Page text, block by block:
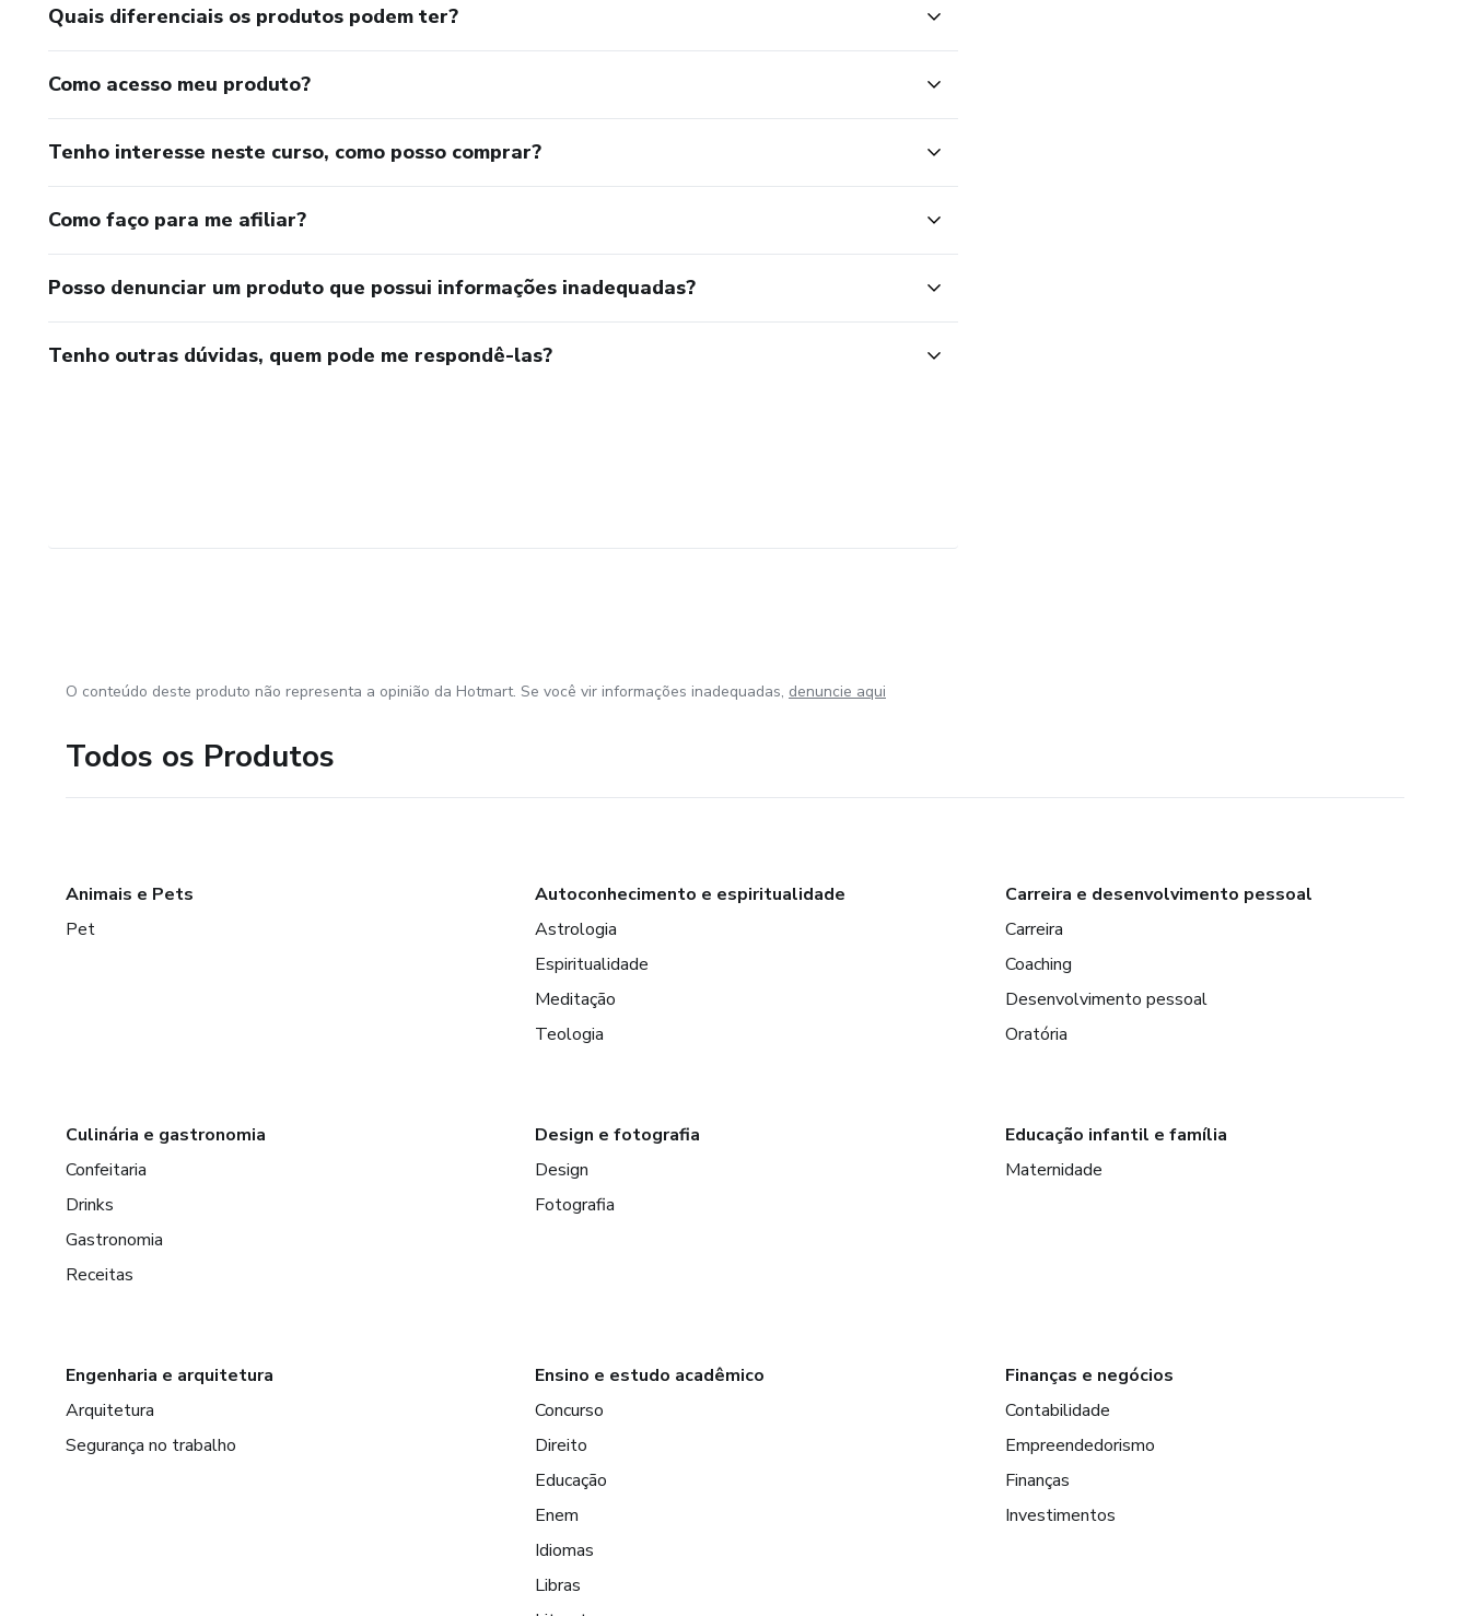
Quais diferenciais os produtos podem ter?
Como acesso meu produto?
Tenho interesse neste curso, como posso comprar?
Como faço para me afiliar?
Posso denunciar um produto que possui informações inadequadas?
Tenho outras dúvidas, quem pode me respondê-las?
O conteúdo deste produto não representa a opinião da Hotmart. Se você vir informações inadequadas, denuncie aqui
Todos os Produtos
Animais e Pets
Pet
Autoconhecimento e espiritualidade
Astrologia
Espiritualidade
Meditação
Teologia
Carreira e desenvolvimento pessoal
Carreira
Coaching
Desenvolvimento pessoal
Oratória
Culinária e gastronomia
Confeitaria
Drinks
Gastronomia
Receitas
Design e fotografia
Design
Fotografia
Educação infantil e família
Maternidade
Engenharia e arquitetura
Arquitetura
Segurança no trabalho
Ensino e estudo acadêmico
Concurso
Direito
Educação
Enem
Idiomas
Libras
Finanças e negócios
Contabilidade
Empreendedorismo
Finanças
Investimentos